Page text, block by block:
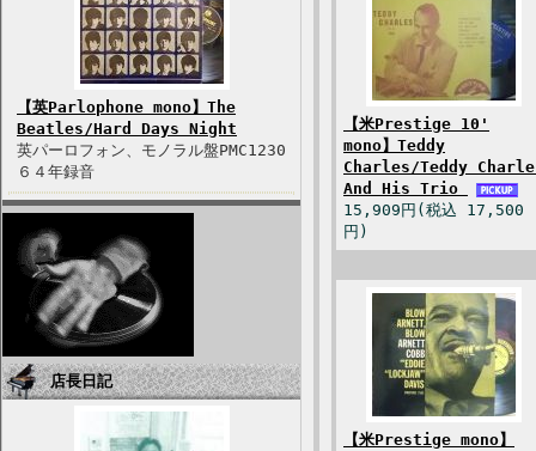
【英Parlophone mono】The
Beatles/Hard Days Night
英パーロフォン、モノラル盤PMC1230
６４年録音
店長日記
【米Prestige 10'
mono】Teddy
Charles/Teddy
And His Trio
15,909円(税込 17,500
円)
【米Prestige mono】